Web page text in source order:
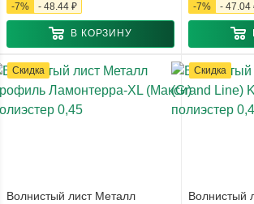
-7% - 48.44 ₽
В КОРЗИНУ
-7% - 47.04
Скидка
Волнистый лист Металл
Скидка
Волнистый